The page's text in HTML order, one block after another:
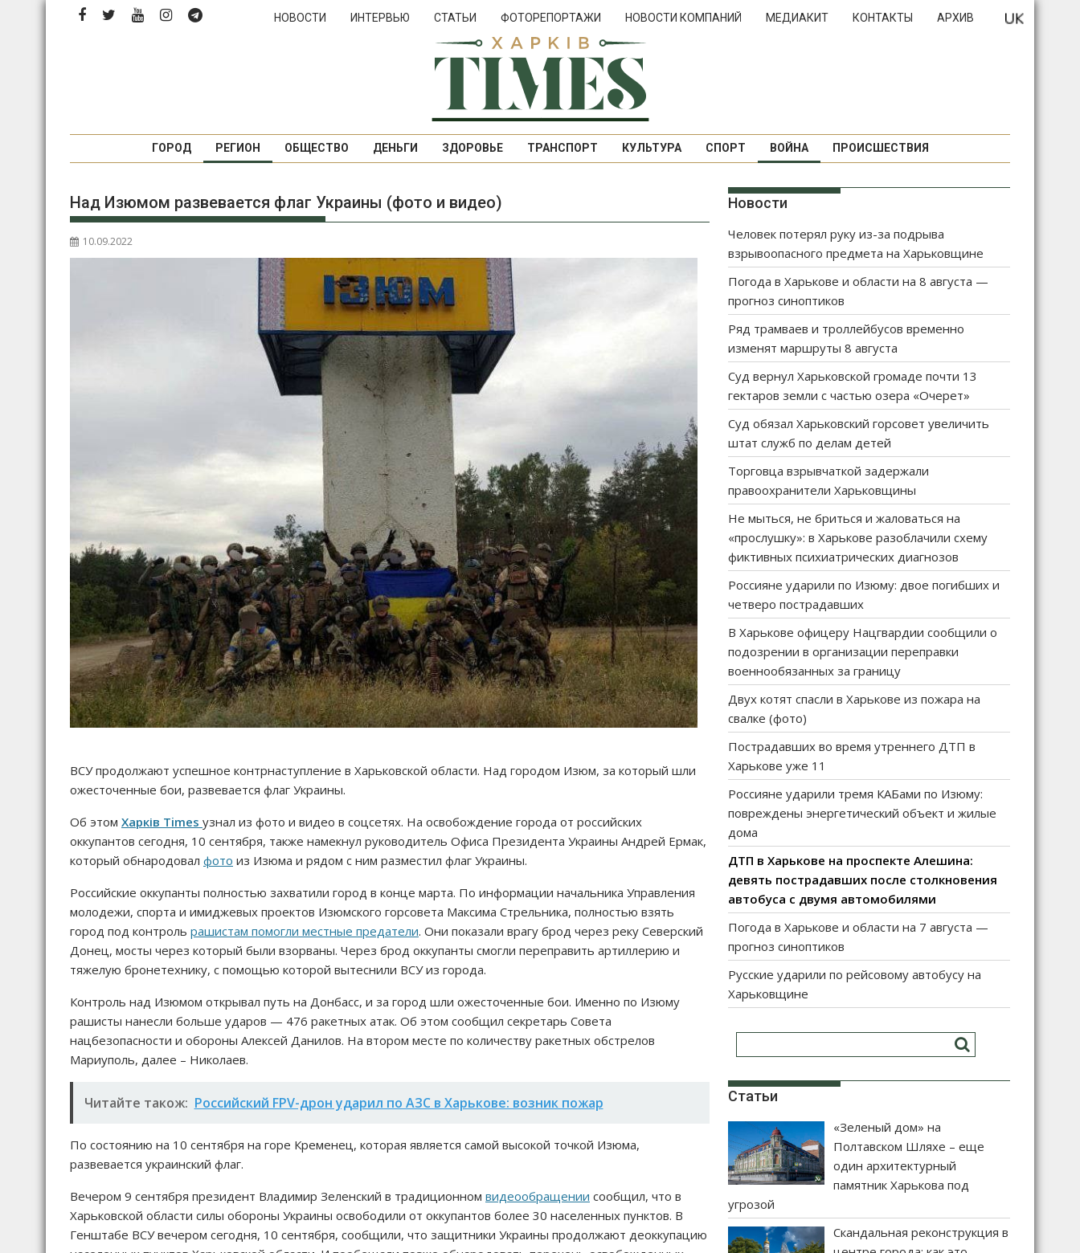
Перейти
НОВОСТИ ИНТЕРВЬЮ СТАТЬИ ФОТОРЕПОРТАЖИ НОВОСТИ КОМПАНИЙ МЕДИАКИТ КОНТАКТЫ АРХИВ
ГОРОД РЕГИОН ОБЩЕСТВО ДЕНЬГИ ЗДОРОВЬЕ ТРАНСПОРТ КУЛЬТУРА СПОРТ ВОЙНА ПРОИСШЕСТВИЯ
Над Изюмом развевается флаг Украины (фото и видео)
10.09.2022
ВСУ продолжают успешное контрнаступление в Харьковской области. Над городом Изюм, за который шли
ожесточенные бои, развевается флаг Украины.
Об этом Харків Times узнал из фото и видео в соцсетях. На освобождение города от российских
оккупантов сегодня, 10 сентября, также намекнул руководитель Офиса Президента Украины Андрей Ермак,
который обнародовал фото из Изюма и рядом с ним разместил флаг Украины.
Российские оккупанты полностью захватили город в конце марта. По информации начальника Управления
молодежи, спорта и имиджевых проектов Изюмского горсовета Максима Стрельника, полностью взять
город под контроль рашистам помогли местные предатели. Они показали врагу брод через реку Северский
Донец, мосты через который были взорваны. Через брод оккупанты смогли переправить артиллерию и
тяжелую бронетехнику, с помощью которой вытеснили ВСУ из города.
Контроль над Изюмом открывал путь на Донбасс, и за город шли ожесточенные бои. Именно по Изюму
рашисты нанесли больше ударов — 476 ракетных атак. Об этом сообщил секретарь Совета
нацбезопасности и обороны Алексей Данилов. На втором месте по количеству ракетных обстрелов
Мариуполь, далее – Николаев.
Читайте також: Российский FPV-дрон ударил по АЗС в Харькове: возник пожар
По состоянию на 10 сентября на горе Кременец, которая является самой высокой точкой Изюма,
развевается украинский флаг.
Вечером 9 сентября президент Владимир Зеленский в традиционном видеообращении сообщил, что в
Харьковской области силы обороны Украины освободили от оккупантов более 30 населенных пунктов. В
Генштабе ВСУ вечером сегодня, 10 сентября, сообщили, что защитники Украины продолжают деоккупацию
Новости
Человек потерял руку из-за подрыва
взрывоопасного предмета на Харьковщине
Погода в Харькове и области на 8 августа —
прогноз синоптиков
Ряд трамваев и троллейбусов временно
изменят маршруты 8 августа
Суд вернул Харьковской громаде почти 13
гектаров земли с частью озера «Очерет»
Суд обязал Харьковский горсовет увеличить
штат служб по делам детей
Торговца взрывчаткой задержали
правоохранители Харьковщины
Не мыться, не бриться и жаловаться на
«прослушку»: в Харькове разоблачили схему
фиктивных психиатрических диагнозов
Россияне ударили по Изюму: двое погибших и
четверо пострадавших
В Харькове офицеру Нацгвардии сообщили о
подозрении в организации переправки
военнообязанных за границу
Двух котят спасли в Харькове из пожара на
свалке (фото)
Пострадавших во время утреннего ДТП в
Харькове уже 11
Россияне ударили тремя КАБами по Изюму:
повреждены энергетический объект и жилые
дома
ДТП в Харькове на проспекте Алешина:
девять пострадавших после столкновения
автобуса с двумя автомобилями
Погода в Харькове и области на 7 августа —
прогноз синоптиков
Русские ударили по рейсовому автобусу на
Харьковщине
Статьи
«Зеленый дом» на
Полтавском Шляхе – еще
один архитектурный
памятник Харькова под
угрозой
Скандальная реконструкция в